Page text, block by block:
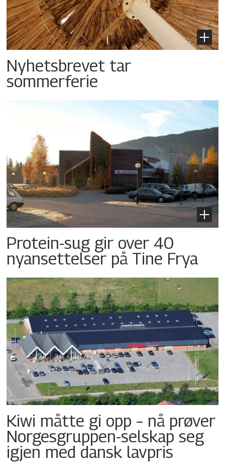
Nyhetsbrevet tar
sommerferie
Protein-sug gir over 40
nyansettelser på Tine Frya
Kiwi måtte gi opp – nå prøver
Norgesgruppen-selskap seg
igjen med dansk lavpris